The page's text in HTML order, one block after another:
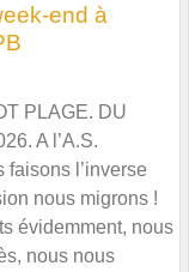
end à
PLAGE. DU
A l’A.S.
faisons l’inverse
nous migrons !
évidemment, nous
nous nous